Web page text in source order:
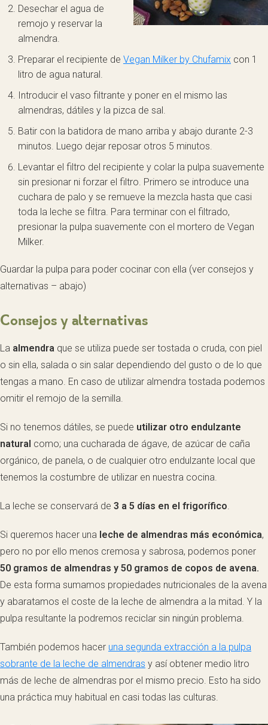
Desechar el agua de
remojo y reservar la
almendra.
Preparar el recipiente de Vegan Milker by Chufamix con 1
litro de agua natural.
Introducir el vaso filtrante y poner en el mismo las
almendras, dátiles y la pizca de sal.
Batir con la batidora de mano arriba y abajo durante 2-3
minutos. Luego dejar reposar otros 5 minutos.
Levantar el filtro del recipiente y colar la pulpa suavemente
sin presionar ni forzar el filtro. Primero se introduce una
cuchara de palo y se remueve la mezcla hasta que casi
toda la leche se filtra. Para terminar con el filtrado,
presionar la pulpa suavemente con el mortero de Vegan
Milker.
Guardar la pulpa para poder cocinar con ella (ver consejos y
alternativas – abajo)
Consejos y alternativas
La almendra que se utiliza puede ser tostada o cruda, con piel
o sin ella, salada o sin salar dependiendo del gusto o de lo que
tengas a mano. En caso de utilizar almendra tostada podemos
omitir el remojo de la semilla.
Si no tenemos dátiles, se puede utilizar otro endulzante
natural como; una cucharada de ágave, de azúcar de caña
orgánico, de panela, o de cualquier otro endulzante local que
tenemos la costumbre de utilizar en nuestra cocina.
La leche se conservará de 3 a 5 días en el frigorífico.
Si queremos hacer una leche de almendras más económica,
pero no por ello menos cremosa y sabrosa, podemos poner
50 gramos de almendras y 50 gramos de copos de avena.
De esta forma sumamos propiedades nutricionales de la avena
y abaratamos el coste de la leche de almendra a la mitad. Y la
pulpa resultante la podremos reciclar sin ningún problema.
También podemos hacer una segunda extracción a la pulpa
sobrante de la leche de almendras y así obtener medio litro
más de leche de almendras por el mismo precio. Esto ha sido
una práctica muy habitual en casi todas las culturas.